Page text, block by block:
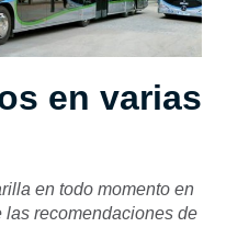
en varias
en todo momento en
recomendaciones de